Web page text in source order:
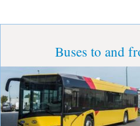
Buses to and